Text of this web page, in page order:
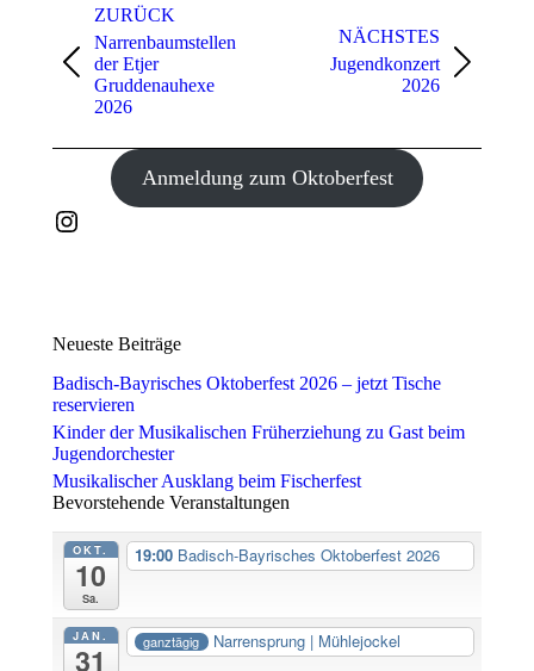
Navigation
ZURÜCK
Vorheriges
Album:
Narrenbaumstellen
der Etjer
Gruddenauhexe
2026
NÄCHSTES
Nächstes
Jugendkonzert
2026
Anmeldung zum Oktoberfest
Instagram
Neueste Beiträge
Badisch-Bayrisches Oktoberfest 2026 – jetzt Tische
reservieren
Kinder der Musikalischen Früherziehung zu Gast beim
Jugendorchester
Musikalischer Ausklang beim Fischerfest
Bevorstehende Veranstaltungen
OKT.
10
Sa.
19:00 Badisch-Bayrisches Oktoberfest 2026
JAN.
31
ganztägig Narrensprung | Mühlejockel